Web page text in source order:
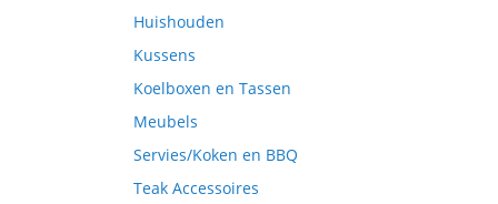
Huishouden
Kussens
Koelboxen en Tassen
Meubels
Servies/Koken en BBQ
Teak Accessoires